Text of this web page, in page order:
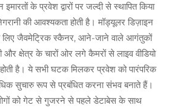
इमारतों के प्रवेश द्वारों पर जल्दी से स्थापित किया
की आवश्यकता होती है। मॉड्यूलर डिज़ाइन
लिए जैवमेट्रिक स्कैनर, आने-जाने वाले आगंतुकों
और क्षेत्र के चारों ओर लगे कैमरों से लाइव वीडियो
है। ये सभी घटक मिलकर प्रवेश को पारंपरिक
सुचारु रूप से प्रबंधित करना संभव बनाते हैं।
को गेट से गुजरने से पहले डेटाबेस के साथ